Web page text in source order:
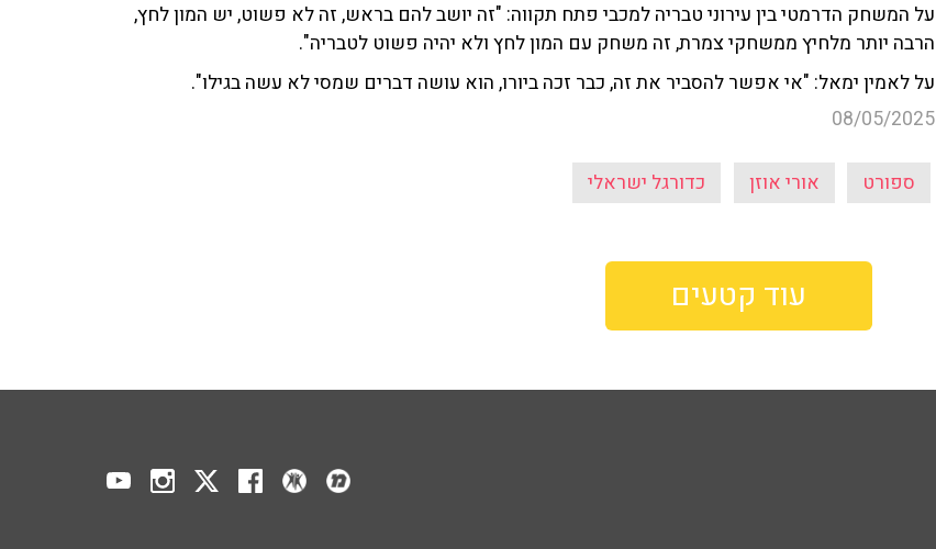
על המשחק הדרמטי בין עירוני טבריה למכבי פתח תקווה: "זה יושב להם בראש, זה לא פשוט, יש המון לחץ,
הרבה יותר מלחיץ ממשחקי צמרת, זה משחק עם המון לחץ ולא יהיה פשוט לטבריה".
על לאמין ימאל: "אי אפשר להסביר את זה, כבר זכה ביורו, הוא עושה דברים שמסי לא עשה בגילו".
08/05/2025
ספורט אורי אוזן כדורגל ישראלי
עוד קטעים